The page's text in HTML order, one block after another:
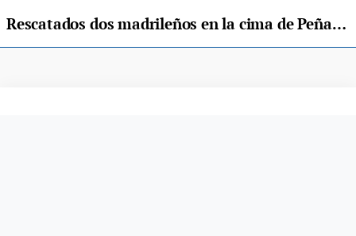
Rescatados dos madrileños en la cima de Peña Vieja